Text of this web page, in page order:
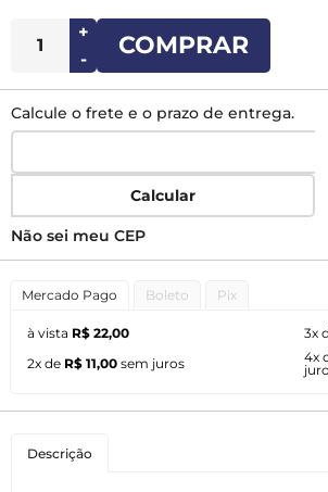
+
-
COMPRAR
Calcule o frete e o prazo de entrega.
Calcular
Não sei meu CEP
Mercado Pago Boleto Pix
à vista R$ 22,00
2x de R$ 11,00 sem juros
3x
4x
Descrição